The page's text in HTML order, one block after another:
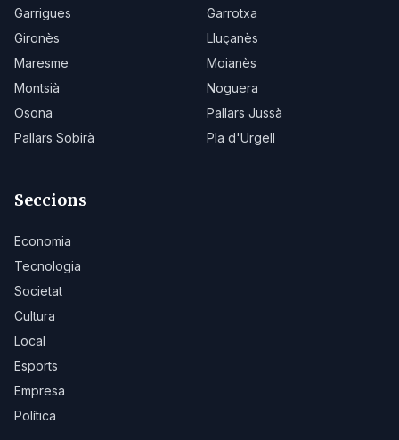
Garrigues
Garrotxa
Gironès
Lluçanès
Maresme
Moianès
Montsià
Noguera
Osona
Pallars Jussà
Pallars Sobirà
Pla d'Urgell
Seccions
Economia
Tecnologia
Societat
Cultura
Local
Esports
Empresa
Política